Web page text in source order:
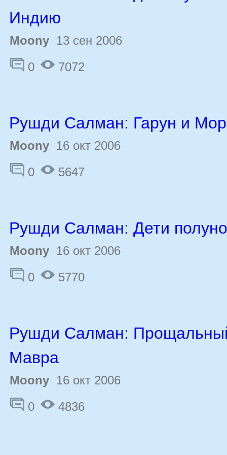
Индию
Moony 13 сен 2006
0
7072
Рушди Салман: Гарун и
Moony 16 окт 2006
0
5647
Рушди Салман: Дети
Moony 16 окт 2006
0
5770
Рушди Салман:
Мавра
Moony 16 окт 2006
0
4836